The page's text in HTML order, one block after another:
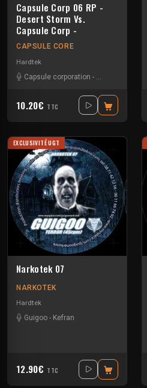
Capsule Corp 06 RP -
Desert Storm Vs.
Capsule Corp -
CAPSULE CORE
Hardtek
Capsule corporation -
10.20€ TTC
EXCLUSIVITÉ UGT
Narkotek 07
NARKOTEK
Hardtek
Guigoo - Kefran
12.90€ TTC